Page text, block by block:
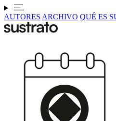
AUTORES ARCHIVO QUÉ ES